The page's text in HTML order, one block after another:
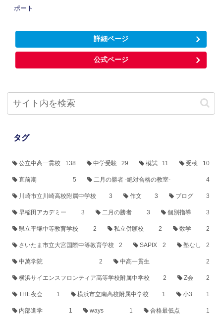
ポート
詳細ページ
公式ページ
タグ
公立中高一貫校 138 中学受験 29 模試 11 受検 10
直前期 5 二月の勝者 -絶対合格の教室- 4
川崎市立川崎高校附属中学校 3 作文 3 ブログ 3
早稲田アカデミー 3 二月の勝者 3 個別指導 3
県立平塚中等教育学校 2 私立併願校 2 数学 2
さいたま市立大宮国際中等教育学校 2 SAPIX 2 塾なし 2
中萬学院 2 中高一貫生 2
横浜サイエンスフロンティア高等学校附属中学校 2 Z会 2
THE夜会 1 横浜市立南高校附属中学校 1 小3 1
内部進学 1 ways 1 合格最低点 1